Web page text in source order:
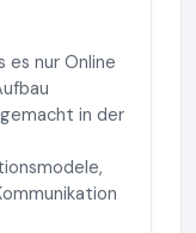
es nur Online
in der